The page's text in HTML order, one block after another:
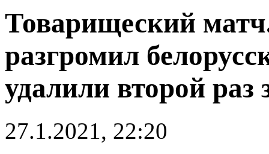
Товарищеский
разгромил
удалили второй раз
27.1.2021, 22:20